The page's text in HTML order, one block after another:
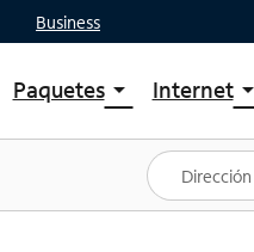
Business
Paquetesarrow_drop_down
Ver paquetes
Spectrum One
Mejores ofertas
Internetarrow_drop_down
Planes